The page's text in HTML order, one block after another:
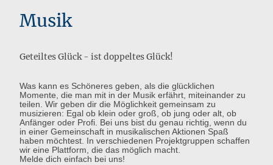
Musik
Geteiltes Glück - ist doppeltes Glück!
Was kann es Schöneres geben, als die glücklichen
Momente, die man mit in der Musik erfährt, miteinander zu
teilen. Wir geben dir die Möglichkeit gemeinsam zu
musizieren: Egal ob klein oder groß, ob jung oder alt, ob
Anfänger oder Profi. Bei uns bist du genau richtig, wenn du
in einer Gemeinschaft in musikalischen Aktionen Spaß
haben möchtest. In verschiedenen Projektgruppen schaffen
wir eine Plattform, die das möglich macht.
Melde dich einfach bei uns!